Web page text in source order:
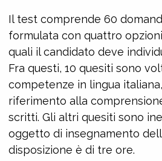
Il test comprende 60
formulata con quattro
quali il candidato deve
Fra questi, 10 quesiti sono
competenze in lingua
riferimento alla
scritti. Gli altri quesiti sono
oggetto di insegnamento
disposizione è di tre ore.